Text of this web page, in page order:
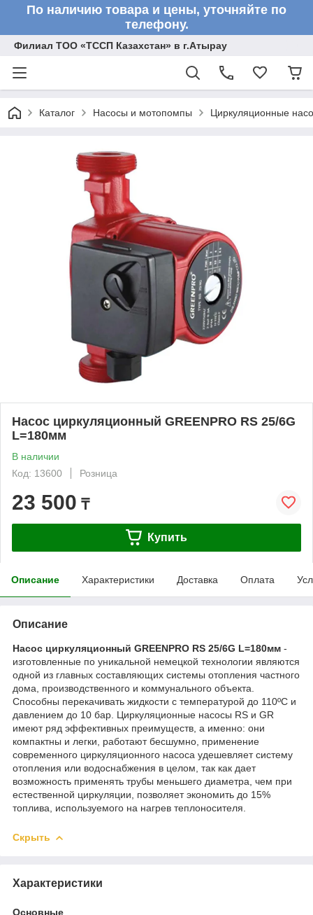
По наличию товара и цены, уточняйте по
телефону.
Филиал ТОО «ТССП Казахстан» в г.Атырау
Каталог Насосы и мотопомпы Циркуляционные
Насос циркуляционный GREENPRO RS 25/6G
L=180мм
В наличии
Код: 13600
Розница
23 500 ₸
Купить
Описание Характеристики Доставка Оплата
Описание
Насос циркуляционный GREENPRO RS 25/6G L=180мм -
изготовленные по уникальной немецкой технологии являются
одной из главных составляющих системы отопления частного
дома, производственного и коммунального объекта.
Способны перекачивать жидкости с температурой до 110ºС и
давлением до 10 бар. Циркуляционные насосы RS и GR
имеют ряд эффективных преимуществ, а именно: они
компактны и легки, работают бесшумно, применение
современного циркуляционного насоса удешевляет систему
отопления или водоснабжения в целом, так как дает
возможность применять трубы меньшего диаметра, чем при
естественной циркуляции, позволяет экономить до 15%
топлива, используемого на нагрев теплоносителя.
Скрыть
Характеристики
Основные